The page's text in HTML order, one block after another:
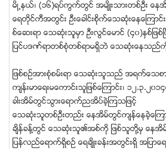
မိဳ႕နယ္၊ (၁၆)ရပ္ကြက္တြင္ အမ်ိဳးသားတစ္ဦး ေန
ေရတိုင္ကီအတြင္း ဦးေခါင္းစိုက္ေသဆံုးေနေၾကာ
စ္ေဆးရာ ေသဆံုးသူမွာ ဦးလြင္ေမာင္ (၄၀)ႏွစ္ျဖစ္ၿ
ျပင္ပဒဏ္ရာတစ္စံုတစ္ရာမရွိဘဲ ေသဆံုးေနသည္ကို
ျဖစ္စဥ္အားစံုစမ္းရာ ေသဆံုးသူသည္ အရက္ေ
က်န္းမာေရးမေကာင္းသူျဖစ္ေၾကာင္း၊ ၁၂.၃.၂၀
ခားအိမ္တြင္သြားေရာက္ညအိပ္ခဲ့ၾကသျဖင့္
ေသဆံုးသူတစ္ဦးတည္း ေနအိမ္တြင္က်န္ေနခဲ့ေၾကာင္
ခ်ိန္ခန္႔တြင္ ေသဆံုးသူ၏အစ္ကို ျဖစ္သူတို႔မွ ေနအိ
ျပန္လည္ေရာက္ရွိစဥ္ ေရခ်ိဳးခန္းအတြင္းရွိ အျပာ